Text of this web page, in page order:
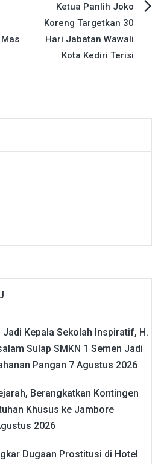
Ketua Panlih Joko
Koreng Targetkan 30
Hari Jabatan Wawali
Kota Kediri Terisi
Jadi Kepala Sekolah Inspiratif, H.
Sulap SMKN 1 Semen Jadi
Pangan 7 Agustus 2026
Berangkatkan Kontingen
Khusus ke Jambore
2026
Dugaan Prostitusi di Hotel